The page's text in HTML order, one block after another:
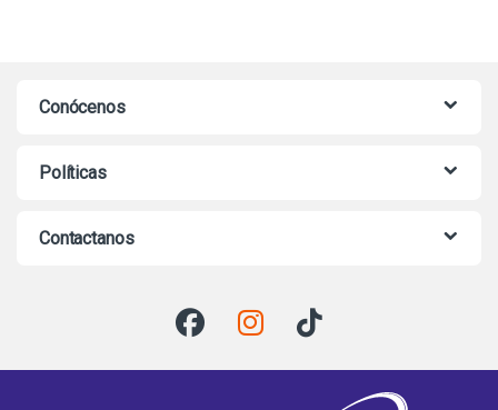
Conócenos
Políticas
Contactanos